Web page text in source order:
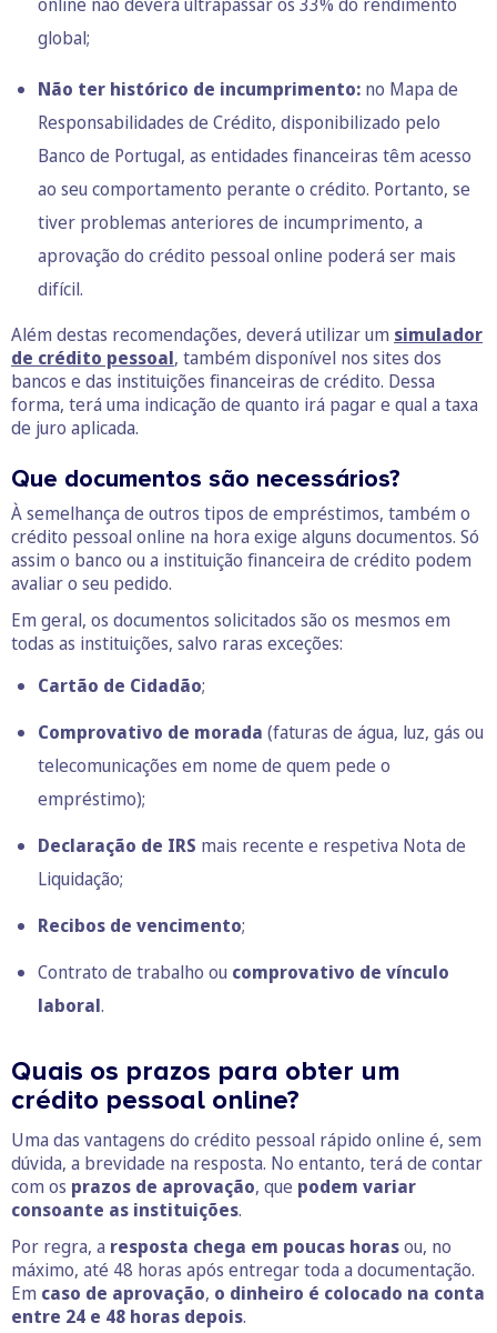
global;
Não ter histórico de incumprimento: no Mapa de
Responsabilidades de Crédito, disponibilizado pelo
Banco de Portugal, as entidades financeiras têm acesso
ao seu comportamento perante o crédito. Portanto, se
tiver problemas anteriores de incumprimento, a
aprovação do crédito pessoal online poderá ser mais
difícil.
Além destas recomendações, deverá utilizar um simulador
de crédito pessoal, também disponível nos sites dos
bancos e das instituições financeiras de crédito. Dessa
forma, terá uma indicação de quanto irá pagar e qual a taxa
de juro aplicada.
Que documentos são necessários?
À semelhança de outros tipos de empréstimos, também o
crédito pessoal online na hora exige alguns documentos. Só
assim o banco ou a instituição financeira de crédito podem
avaliar o seu pedido.
Em geral, os documentos solicitados são os mesmos em
todas as instituições, salvo raras exceções:
Cartão de Cidadão;
Comprovativo de morada (faturas de água, luz, gás ou
telecomunicações em nome de quem pede o
empréstimo);
Declaração de IRS mais recente e respetiva Nota de
Liquidação;
Recibos de vencimento;
Contrato de trabalho ou comprovativo de vínculo
laboral.
Quais os prazos para obter um
crédito pessoal online?
Uma das vantagens do crédito pessoal rápido online é, sem
dúvida, a brevidade na resposta. No entanto, terá de contar
com os prazos de aprovação, que podem variar
consoante as instituições.
Por regra, a resposta chega em poucas horasou, no
máximo, até 48 horas após entregar toda a documentação.
Em caso de aprovação, o dinheiro é colocado na conta
entre 24 e 48 horas depois.